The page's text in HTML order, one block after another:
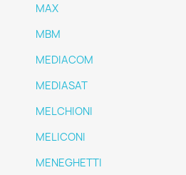
MAX
MBM
MEDIACOM
MEDIASAT
MELCHIONI
MELICONI
MENEGHETTI